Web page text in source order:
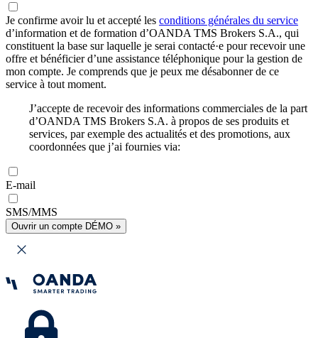
Je confirme avoir lu et accepté les conditions générales du service
d’information et de formation d’OANDA TMS Brokers S.A., qui
constituent la base sur laquelle je serai contacté·e pour recevoir une
offre et bénéficier d’une assistance téléphonique pour la gestion de
mon compte. Je comprends que je peux me désabonner de ce
service à tout moment.
J’accepte de recevoir des informations commerciales de la part
d’OANDA TMS Brokers S.A. à propos de ses produits et
services, par exemple des actualités et des promotions, aux
coordonnées que j’ai fournies via:
E-mail
SMS/MMS
Ouvrir un compte DÉMO »